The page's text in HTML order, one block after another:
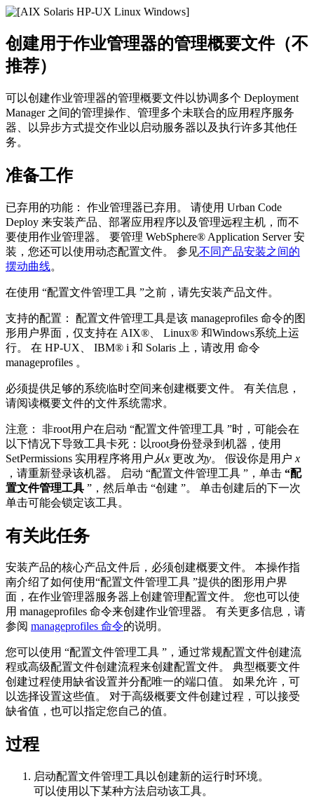
创建用于作业管理器的管理概要文件（不
推荐）
可以创建作业管理器的管理概要文件以协调多个 Deployment
Manager 之间的管理操作、管理多个未联合的应用程序服务
器、以异步方式提交作业以启动服务器以及执行许多其他任
务。
准备工作
已弃用的功能：
作业管理器已弃用。 请使用 Urban Code
Deploy 来安装产品、部署应用程序以及管理远程主机，而不
要使用作业管理器。 要管理 WebSphere® Application Server安
装，您还可以使用动态配置文件。 参见不同产品安装之间的
摆动曲线。
在使用 “配置文件管理工具 ”之前，请先安装产品文件。
支持的配置： 配置文件管理工具是该 manageprofiles 命令的图
形用户界面，仅支持在 AIX®、 Linux® 和Windows系统上运
行。 在 HP-UX、 IBM® i 和 Solaris 上，请改用 命令
manageprofiles 。
必须提供足够的系统临时空间来创建概要文件。 有关信息，
请阅读概要文件的文件系统需求。
注意： 非root用户在启动 “配置文件管理工具 ”时，可能会在
以下情况下导致工具卡死：以root身份登录到机器，使用
SetPermissions 实用程序将用户从x 更改 为y。 假设你是用户 x
，请重新登录该机器。 启动 “配置文件管理工具 ”，单击 “配
置文件管理工具 ”，然后单击 “创建 ”。 单击创建后的下一次
单击可能会锁定该工具。
有关此任务
安装产品的核心产品文件后，必须创建概要文件。 本操作指
南介绍了如何使用“配置文件管理工具 ”提供的图形用户界
面，在作业管理器服务器上创建管理配置文件。 您也可以使
用 manageprofiles 命令来创建作业管理器。 有关更多信息，请
参阅 manageprofiles 命令的说明。
您可以使用 “配置文件管理工具 ”，通过常规配置文件创建流
程或高级配置文件创建流程来创建配置文件。 典型概要文件
创建过程使用缺省设置并分配唯一的端口值。 如果允许，可
以选择设置这些值。 对于高级概要文件创建过程，可以接受
缺省值，也可以指定您自己的值。
过程
启动配置文件管理工具以创建新的运行时环境。
可以使用以下某种方法启动该工具。